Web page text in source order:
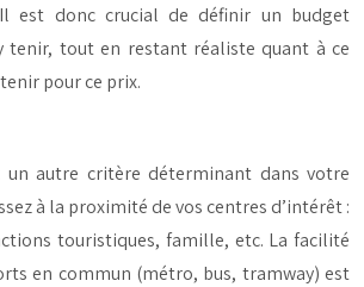
est donc crucial de définir un budget
tenir, tout en restant réaliste quant à ce
pour ce prix.
autre critère déterminant dans votre
à la proximité de vos centres d’intérêt :
touristiques, famille, etc. La facilité
en commun (métro, bus, tramway) est